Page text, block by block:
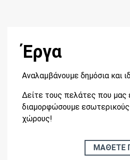
Έργα
Αναλαμβάνουμε δημόσια και
Δείτε τους πελάτες που μας
διαμορφώσουμε
χώρους!
ΜΑΘΕΤΕ